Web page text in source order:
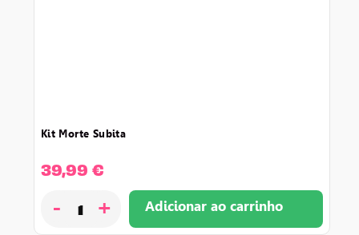
kit morte subita
39,99 €
- + Adicionar ao carrinho